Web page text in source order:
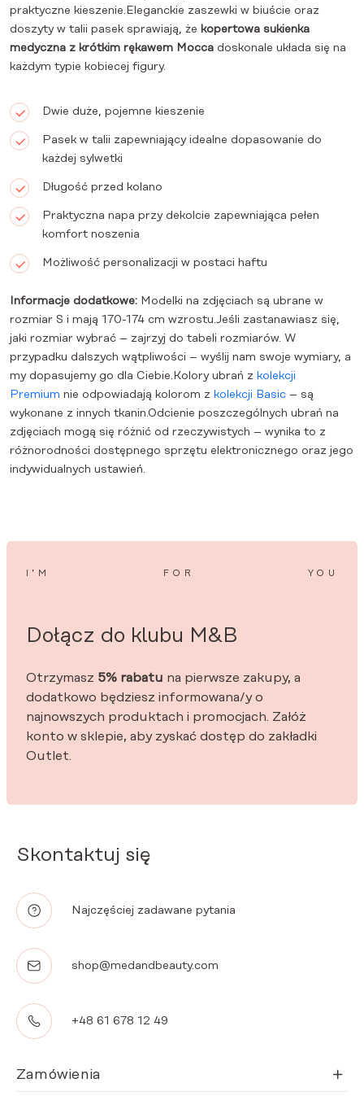
praktyczne kieszenie.Eleganckie zaszewki w biuście oraz
doszyty w talii pasek sprawiają, że kopertowa sukienka
medyczna z krótkim rękawem Mocca doskonale układa się na
każdym typie kobiecej figury.
Dwie duże, pojemne kieszenie
Pasek w talii zapewniający idealne dopasowanie do
każdej sylwetki
Długość przed kolano
Praktyczna napa przy dekolcie zapewniająca pełen
komfort noszenia
Możliwość personalizacji w postaci haftu
Informacje dodatkowe: Modelki na zdjęciach są ubrane w
rozmiar S i mają 170-174 cm wzrostu.Jeśli zastanawiasz się,
jaki rozmiar wybrać – zajrzyj do tabeli rozmiarów. W
przypadku dalszych wątpliwości – wyślij nam swoje wymiary, a
my dopasujemy go dla Ciebie.Kolory ubrań z kolekcji
Premium nie odpowiadają kolorom z kolekcji Basic – są
wykonane z innych tkanin.Odcienie poszczególnych ubrań na
zdjęciach mogą się różnić od rzeczywistych – wynika to z
różnorodności dostępnego sprzętu elektronicznego oraz jego
indywidualnych ustawień.
Skontaktuj się
Najczęściej zadawane pytania
shop@medandbeauty.com
+48 61 678 12 49
Zamówienia
I’M FOR YOU
Dołącz do klubu M&B
Otrzymasz 5% rabatu na pierwsze zakupy, a
dodatkowo będziesz informowana/y o
najnowszych produktach i promocjach. Załóż
konto w sklepie, aby zyskać dostęp do zakładki
Outlet.